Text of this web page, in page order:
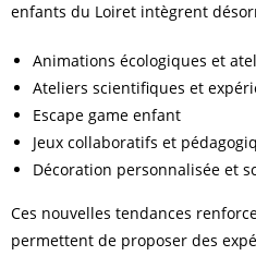
enfants du Loiret intègrent
Animations écologiques et
Ateliers scientifiques et
Escape game enfant
Jeux collaboratifs et
Décoration personnalisée et
Ces nouvelles tendances
permettent de proposer des